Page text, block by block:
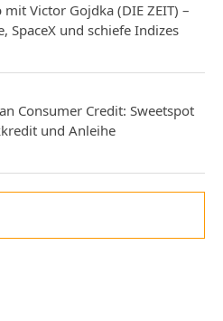
mit Victor Gojdka (DIE ZEIT) –
SpaceX und schiefe Indizes
Consumer Credit: Sweetspot
und Anleihe